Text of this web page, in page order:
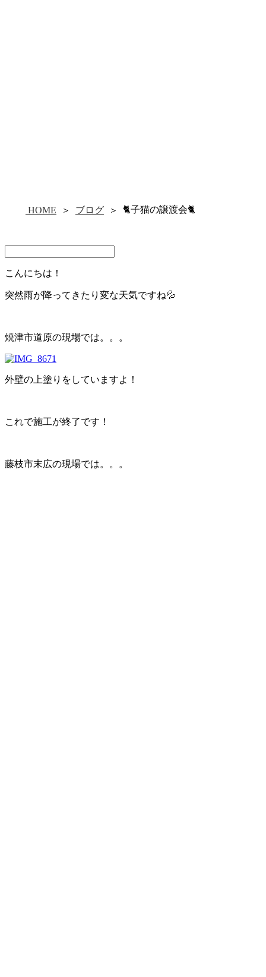
HOME ＞ ブログ ＞ 🐈子猫の譲渡会🐈
こんにちは！
突然雨が降ってきたり変な天気ですね💦
焼津市道原の現場では。。。
外壁の上塗りをしていますよ！
これで施工が終了です！
藤枝市末広の現場では。。。